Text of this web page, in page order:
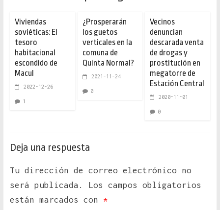
Viviendas
soviéticas: El
tesoro
habitacional
escondido de
Macul
2022-12-26
1
¿Prosperarán
los guetos
verticales en la
comuna de
Quinta Normal?
2021-11-24
0
Vecinos
denuncian
descarada venta
de drogas y
prostitución en
megatorre de
Estación Central
2020-11-01
0
Deja una respuesta
Tu dirección de correo electrónico no
será publicada.
Los campos obligatorios
están marcados con *